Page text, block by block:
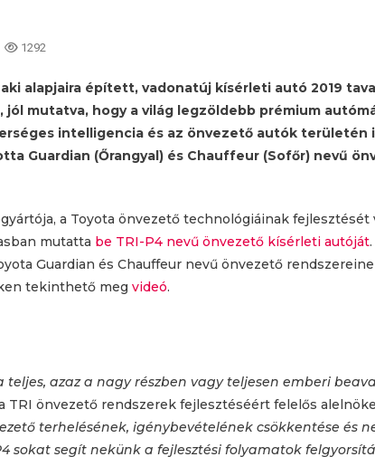
1292
alapjaira épített, vadonatúj kísérleti autó 2019
mutatva, hogy a világ legzöldebb prémium
intelligencia és az önvezető autók
Guardian (Őrangyal) és Chauffeur (Sofőr) nevű
a Toyota önvezető technológiáinak fejlesztését
mutatta be TRI-P4 nevű önvezető kísérleti autóját
Guardian és Chauffeur nevű önvezető
tekinthető meg videó.
teljes, azaz a nagy részben vagy teljesen emberi
TRI önvezető rendszerek fejlesztéséért felelős
terhelésének, igénybevételének csökkentése és
sokat segít nekünk a fejlesztési folyamatok